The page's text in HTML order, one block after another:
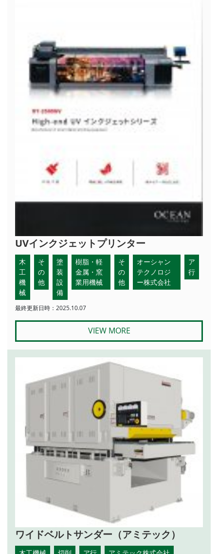
UVインクジェットプリンター
木
工
機
械
そ
の
他
塗
装
設
備
樹脂・軽
金属・窯
業用機械
そ
の
他
オーシャン
テクノロジ
ー株式会社
ア
行
最終更新日時：2025.10.07
VIEW MORE
ワイドベルトサンダー（アミテック）